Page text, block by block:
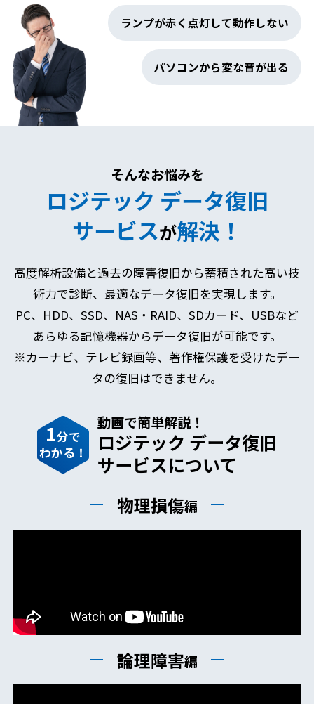
ランプが赤く点灯して動作しない
パソコンから変な音が出る
そんなお悩みを
ロジテック データ復旧
サービスが解決！
高度解析設備と過去の障害復旧から蓄積された高い技
術力で診断、最適なデータ復旧を実現します。
PC、HDD、SSD、NAS・RAID、SDカード、USBなど
あらゆる記憶機器からデータ復旧が可能です。
※カーナビ、テレビ録画等、著作権保護を受けたデー
タの復旧はできません。
1分で
わかる！
動画で簡単解説！
ロジテック データ復旧
サービスについて
物理損傷編
論理障害編